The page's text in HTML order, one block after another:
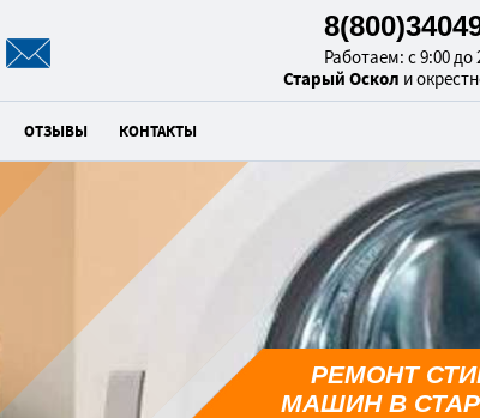
Работаем: с 9:00 до
Старый Оскол и
ОТЗЫВЫ КОНТАКТЫ
РЕМОНТ
МАШИН В